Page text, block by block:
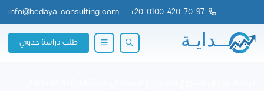
20-0100-420-70-97
+
info@bedaya-consulting.com
طلب دراسة جدوي